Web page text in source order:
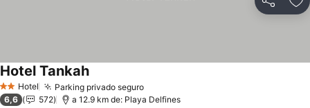
Compartir
2 Estrellas
Hotel Parking privado seguroVer precios
Hotel TankahVer precios
6,6 572 a 12.9 km de: Playa Delfines